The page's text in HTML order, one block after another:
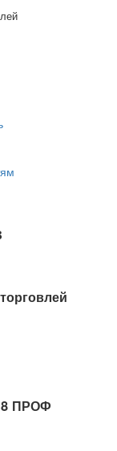
8 ПРОФ